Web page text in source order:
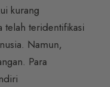
kurang
teridentifikasi
Namun,
Para